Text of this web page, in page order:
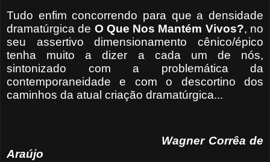
Tudo enfim concorrendo para que a densidade
dramatúrgica de O Que Nos Mantém Vivos?, no
seu assertivo dimensionamento cênico/épico
tenha muito a dizer a cada um de nós,
sintonizado com a problemática da
contemporaneidade e com o descortino dos
caminhos da atual criação dramatúrgica...
Wagner Corrêa de
Araújo